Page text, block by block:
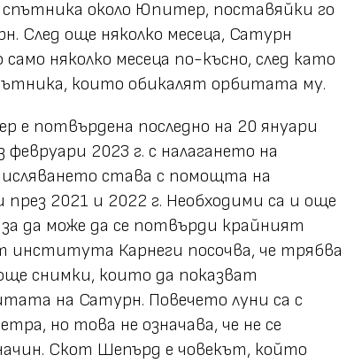
около Юпитер, поставяйки го
След още няколко месеца, Сатурн
няколко месеца по-късно, след като
които обикалят орбитата му.
е потвърдена последно на 20 януари
2023 г. с налагането на
става с помощта на
2021 и 2022 г. Необходими са и още
да може да се потвърди крайният
Карнеги посочва, че трябва
снимки, които да показват
на Сатурн. Повечето луни са с
но това не означава, че не се
Скот Шепърд е човекът, който